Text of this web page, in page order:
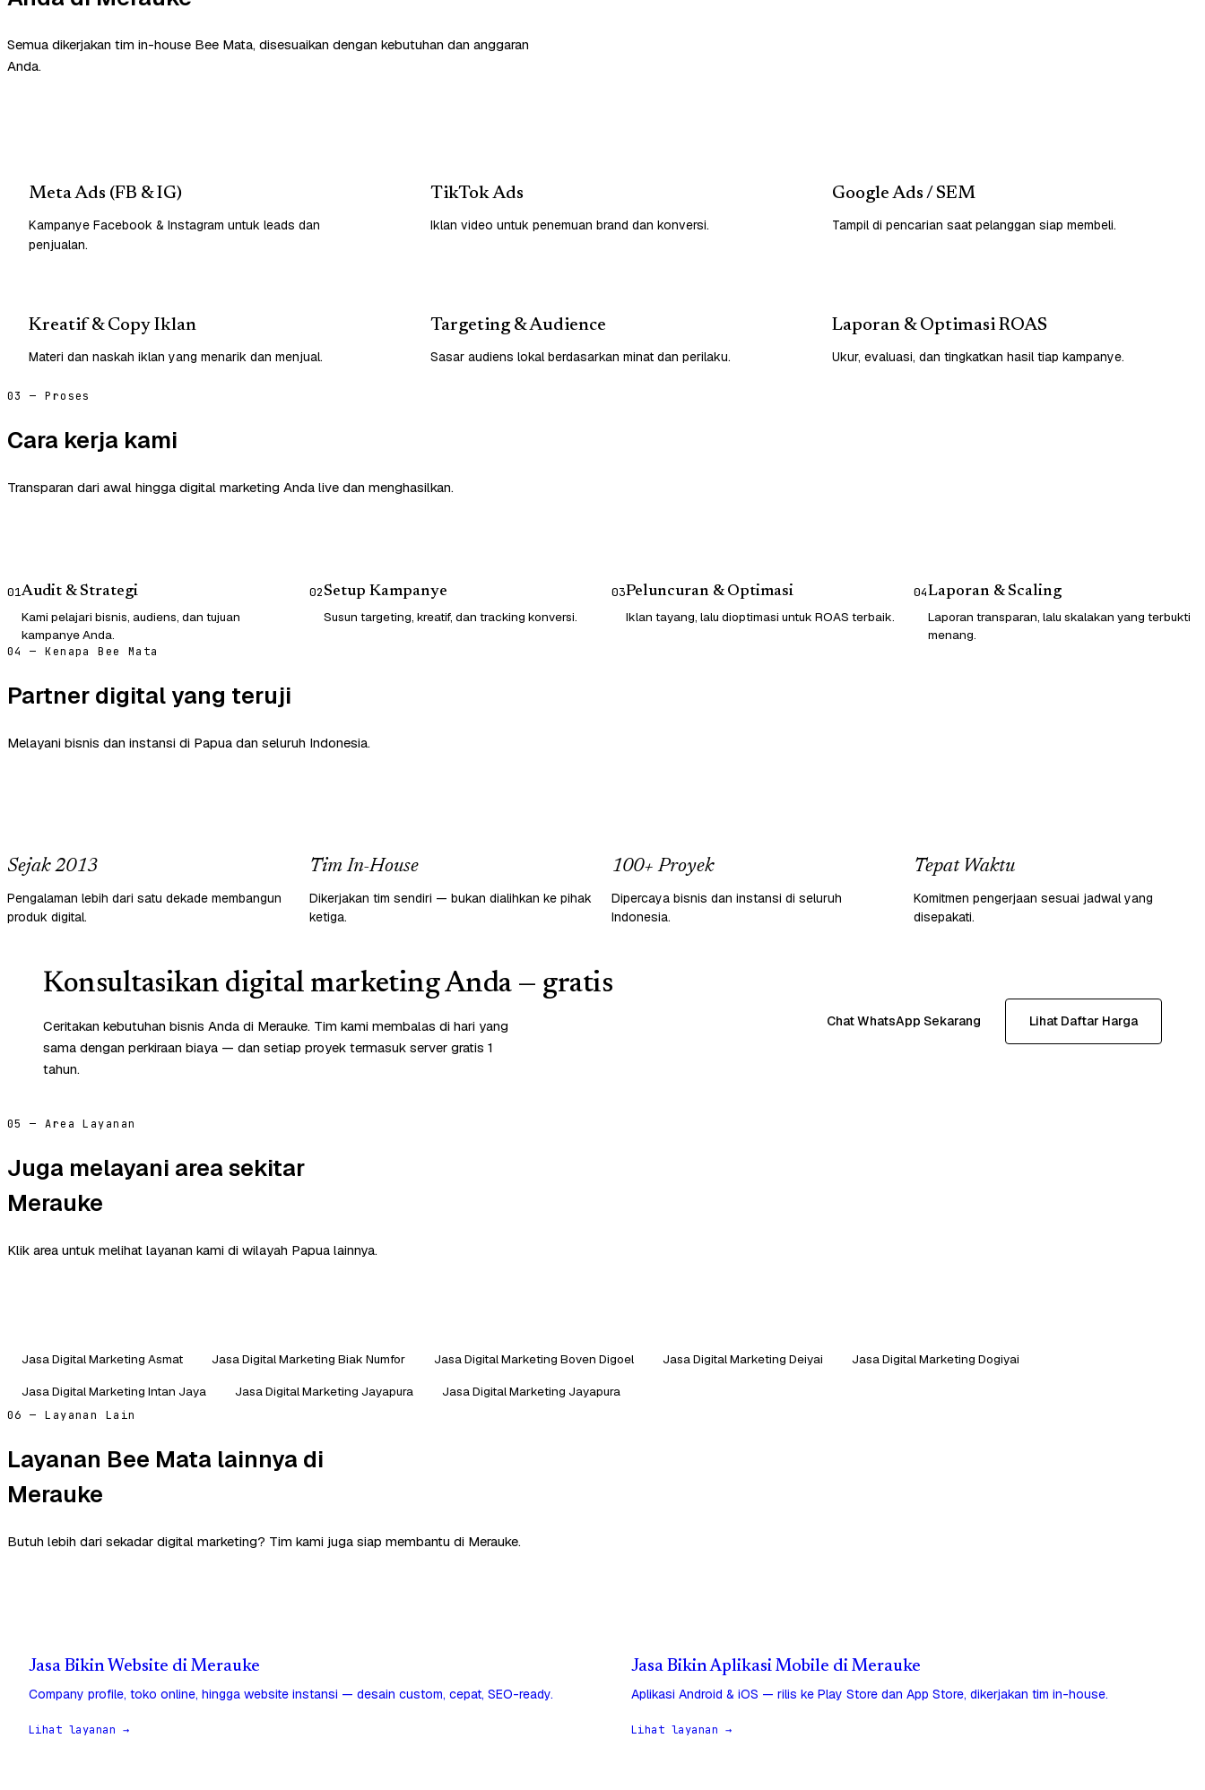
Semua dikerjakan tim in-house Bee Mata, disesuaikan dengan kebutuhan dan anggaran
Anda.
Meta Ads (FB & IG)
Kampanye Facebook & Instagram untuk leads dan
penjualan.
TikTok Ads
Iklan video untuk penemuan brand dan konversi.
Google Ads / SEM
Tampil di pencarian saat pelanggan siap membeli.
Kreatif & Copy Iklan
Materi dan naskah iklan yang menarik dan menjual.
Targeting & Audience
Sasar audiens lokal berdasarkan minat dan perilaku.
Laporan & Optimasi ROAS
Ukur, evaluasi, dan tingkatkan hasil tiap kampanye.
03 — Proses
Cara kerja kami
Transparan dari awal hingga digital marketing Anda live dan menghasilkan.
01Audit & Strategi
Kami pelajari bisnis, audiens, dan tujuan
kampanye Anda.
02Setup Kampanye
Susun targeting, kreatif, dan tracking konversi.
03Peluncuran & Optimasi
Iklan tayang, lalu dioptimasi untuk ROAS terbaik.
04Laporan & Scaling
Laporan transparan, lalu skalakan yang terbukti
menang.
04 — Kenapa Bee Mata
Partner digital yang teruji
Melayani bisnis dan instansi di Papua dan seluruh Indonesia.
Sejak 2013
Pengalaman lebih dari satu dekade membangun
produk digital.
Tim In-House
Dikerjakan tim sendiri — bukan dialihkan ke pihak
ketiga.
100+ Proyek
Dipercaya bisnis dan instansi di seluruh
Indonesia.
Tepat Waktu
Komitmen pengerjaan sesuai jadwal yang
disepakati.
Konsultasikan digital marketing Anda — gratis
Ceritakan kebutuhan bisnis Anda di Merauke. Tim kami membalas di hari yang
sama dengan perkiraan biaya — dan setiap proyek termasuk server gratis 1
tahun.
Chat WhatsApp Sekarang Lihat Daftar Harga
05 — Area Layanan
Juga melayani area sekitar
Merauke
Klik area untuk melihat layanan kami di wilayah Papua lainnya.
Jasa Digital Marketing Asmat Jasa Digital Marketing Biak Numfor Jasa Digital Marketing Boven Digoel Jasa Digital Marketing Deiyai
Jasa Digital Marketing Dogiyai
Jasa Digital Marketing Intan Jaya
Jasa Digital Marketing Jayapura Jasa Digital Marketing Jayapura
06 — Layanan Lain
Layanan Bee Mata lainnya di
Merauke
Butuh lebih dari sekadar digital marketing? Tim kami juga siap membantu di Merauke.
Jasa Bikin Website di Merauke
Company profile, toko online, hingga website instansi — desain custom, cepat, SEO-ready.
Lihat layanan →
Jasa Bikin Aplikasi Mobile di Merauke
Aplikasi Android & iOS — rilis ke Play Store dan App Store, dikerjakan tim in-house.
Lihat layanan →